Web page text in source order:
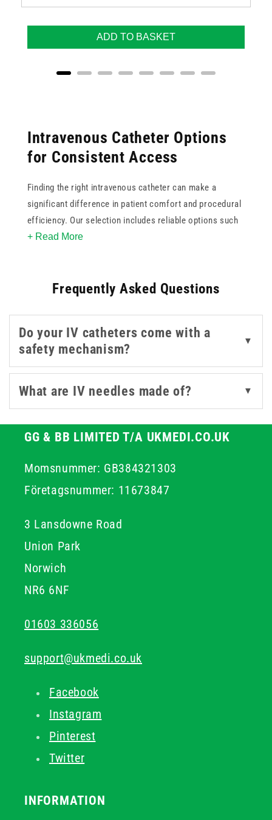
ADD TO BASKET
Intravenous Catheter Options
for Consistent Access
Finding the right intravenous catheter can make a
significant difference in patient comfort and procedural
efficiency. Our selection includes reliable options such
as the Terumo Versatus and BD IV catheter ranges, built
With available sizes ranging from 16g grey to 24g yellow,
configurations, each catheter needle is suited to
different patient needs and clinical workflows. Whether
you're managing long-term therapy or quick infusions,
our IVcathetersoffer the control and safety clinicians
depend on.
+ Read More
Frequently Asked Questions
Do your IV catheters come with a
safety mechanism?
▼
What are IV needles made of? ▼
GG & BB LIMITED T/A UKMEDI.CO.UK
Momsnummer: GB384321303
Företagsnummer: 11673847
3 Lansdowne Road
Union Park
Norwich
NR6 6NF
01603 336056
support@ukmedi.co.uk
Facebook
Instagram
Pinterest
Twitter
INFORMATION